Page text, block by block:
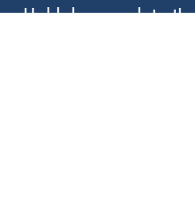
Hold deg oppdatert!